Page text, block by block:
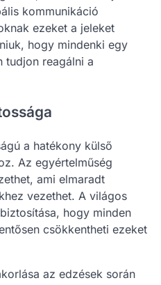
kommunikáció
ezeket a jeleket
hogy mindenki egy
tudjon reagálni a
a hatékony külső
Az egyértelműség
ami elmaradt
vezethet. A világos
hogy minden
csökkentheti ezeket
az edzések során